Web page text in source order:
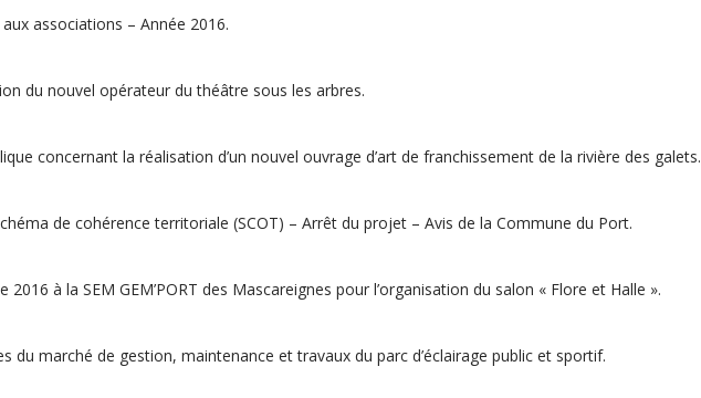
associations – Année 2016.
du nouvel opérateur du théâtre sous les arbres.
concernant la réalisation d’un nouvel ouvrage d’art de franchissement de la rivière des galets.
de cohérence territoriale (SCOT) – Arrêt du projet – Avis de la Commune du Port.
à la SEM GEM’PORT des Mascareignes pour l’organisation du salon « Flore et Halle ».
du marché de gestion, maintenance et travaux du parc d’éclairage public et sportif.